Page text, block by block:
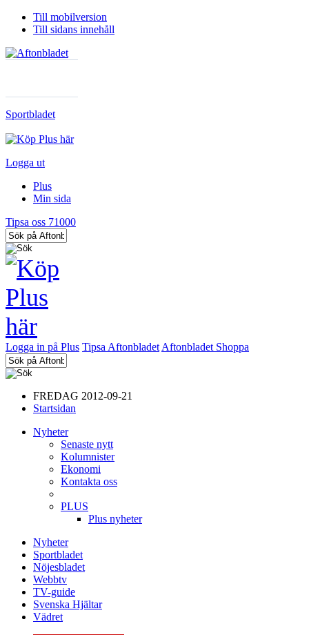
Till mobilversion
Till sidans innehåll
Sportbladet
Logga ut
Plus
Min sida
Tipsa oss 71000
Logga in på Plus Tipsa Aftonbladet Aftonbladet Shoppa
FREDAG 2012-09-21
Startsidan
Nyheter
Senaste nytt
Kolumnister
Ekonomi
Kontakta oss
PLUS
Plus nyheter
Nyheter
Sportbladet
Nöjesbladet
Webbtv
TV-guide
Svenska Hjältar
Vädret